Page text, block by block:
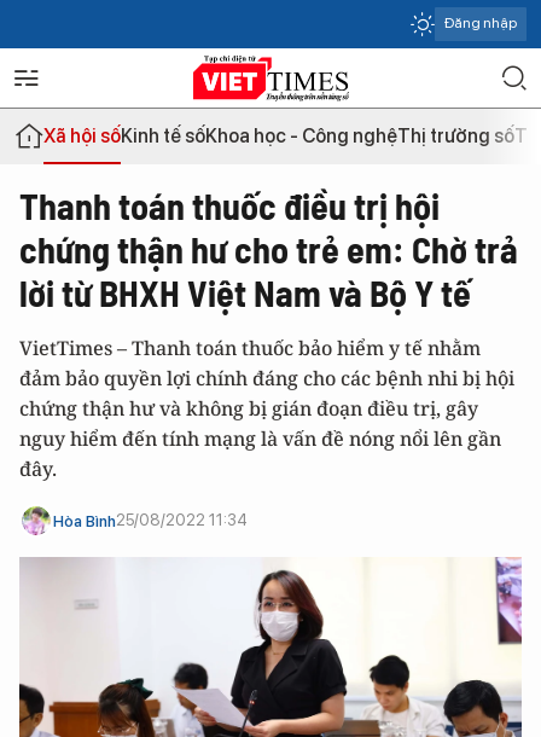
Đăng nhập
Xã hội sốKinh tế sốKhoa học - Công nghệThị trường số
Thanh toán thuốc điều trị hội
chứng thận hư cho trẻ em: Chờ trả
lời từ BHXH Việt Nam và Bộ Y tế
VietTimes – Thanh toán thuốc bảo hiểm y tế nhằm
đảm bảo quyền lợi chính đáng cho các bệnh nhi bị hội
chứng thận hư và không bị gián đoạn điều trị, gây
nguy hiểm đến tính mạng là vấn đề nóng nổi lên gần
đây.
Hòa Bình25/08/2022 11:34